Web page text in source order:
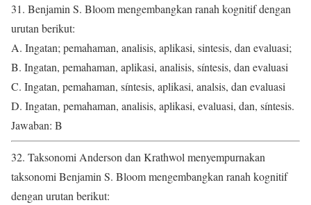
31. Benjamin S. Bloom mengembangkan ranah kognitif dengan
urutan berikut:
A. Ingatan; pemahaman, analisis, aplikasi, sintesis, dan evaluasi;
B. Ingatan, pemahaman, aplikasi, analisis, síntesis, dan evaluasi
C. Ingatan, pemahaman, síntesis, aplikasi, analsis, dan evaluasi
D. Ingatan, pemahaman, analisis, aplikasi, evaluasi, dan, síntesis.
Jawaban: B
32. Taksonomi Anderson dan Krathwol menyempurnakan
taksonomi Benjamin S. Bloom mengembangkan ranah kognitif
dengan urutan berikut: